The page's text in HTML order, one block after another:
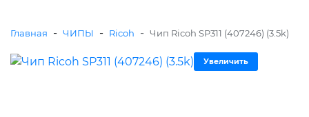
Главная - ЧИПЫ - Ricoh - Чип Ricoh SP311 (407246) (3.5k)
Увеличить